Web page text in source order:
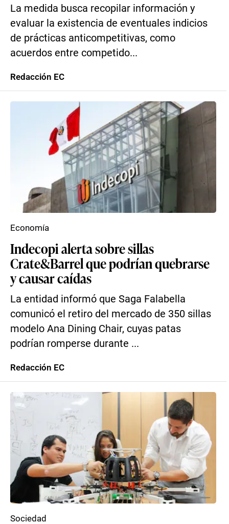
La medida busca recopilar información y
evaluar la existencia de eventuales indicios
de prácticas anticompetitivas, como
acuerdos entre competido...
Redacción EC
Indecopi alerta sobre sillas
Crate&Barrel que podrían quebrarse
y causar caídas
La entidad informó que Saga Falabella
comunicó el retiro del mercado de 350 sillas
modelo Ana Dining Chair, cuyas patas
podrían romperse durante ...
Economía
Redacción EC
Sociedad